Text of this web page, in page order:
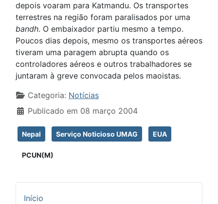
depois voaram para Katmandu. Os transportes
terrestres na região foram paralisados por uma
bandh. O embaixador partiu mesmo a tempo.
Poucos dias depois, mesmo os transportes aéreos
tiveram uma paragem abrupta quando os
controladores aéreos e outros trabalhadores se
juntaram à greve convocada pelos maoistas.
Detalhes
Categoria: Notícias
Publicado em 08 março 2004
Nepal Serviço Noticioso UMAG EUA
PCUN(M)
Início